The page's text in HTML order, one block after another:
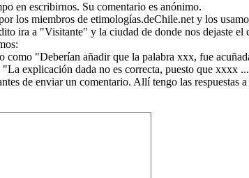
en escribirnos. Su comentario es anónimo.
los miembros de etimologías.deChile.net y los
ira a "Visitante" y la ciudad de donde nos dejaste el
"Deberían añadir que la palabra xxx, fue
explicación dada no es correcta, puesto que xxxx
de enviar un comentario. Allí tengo las respuestas